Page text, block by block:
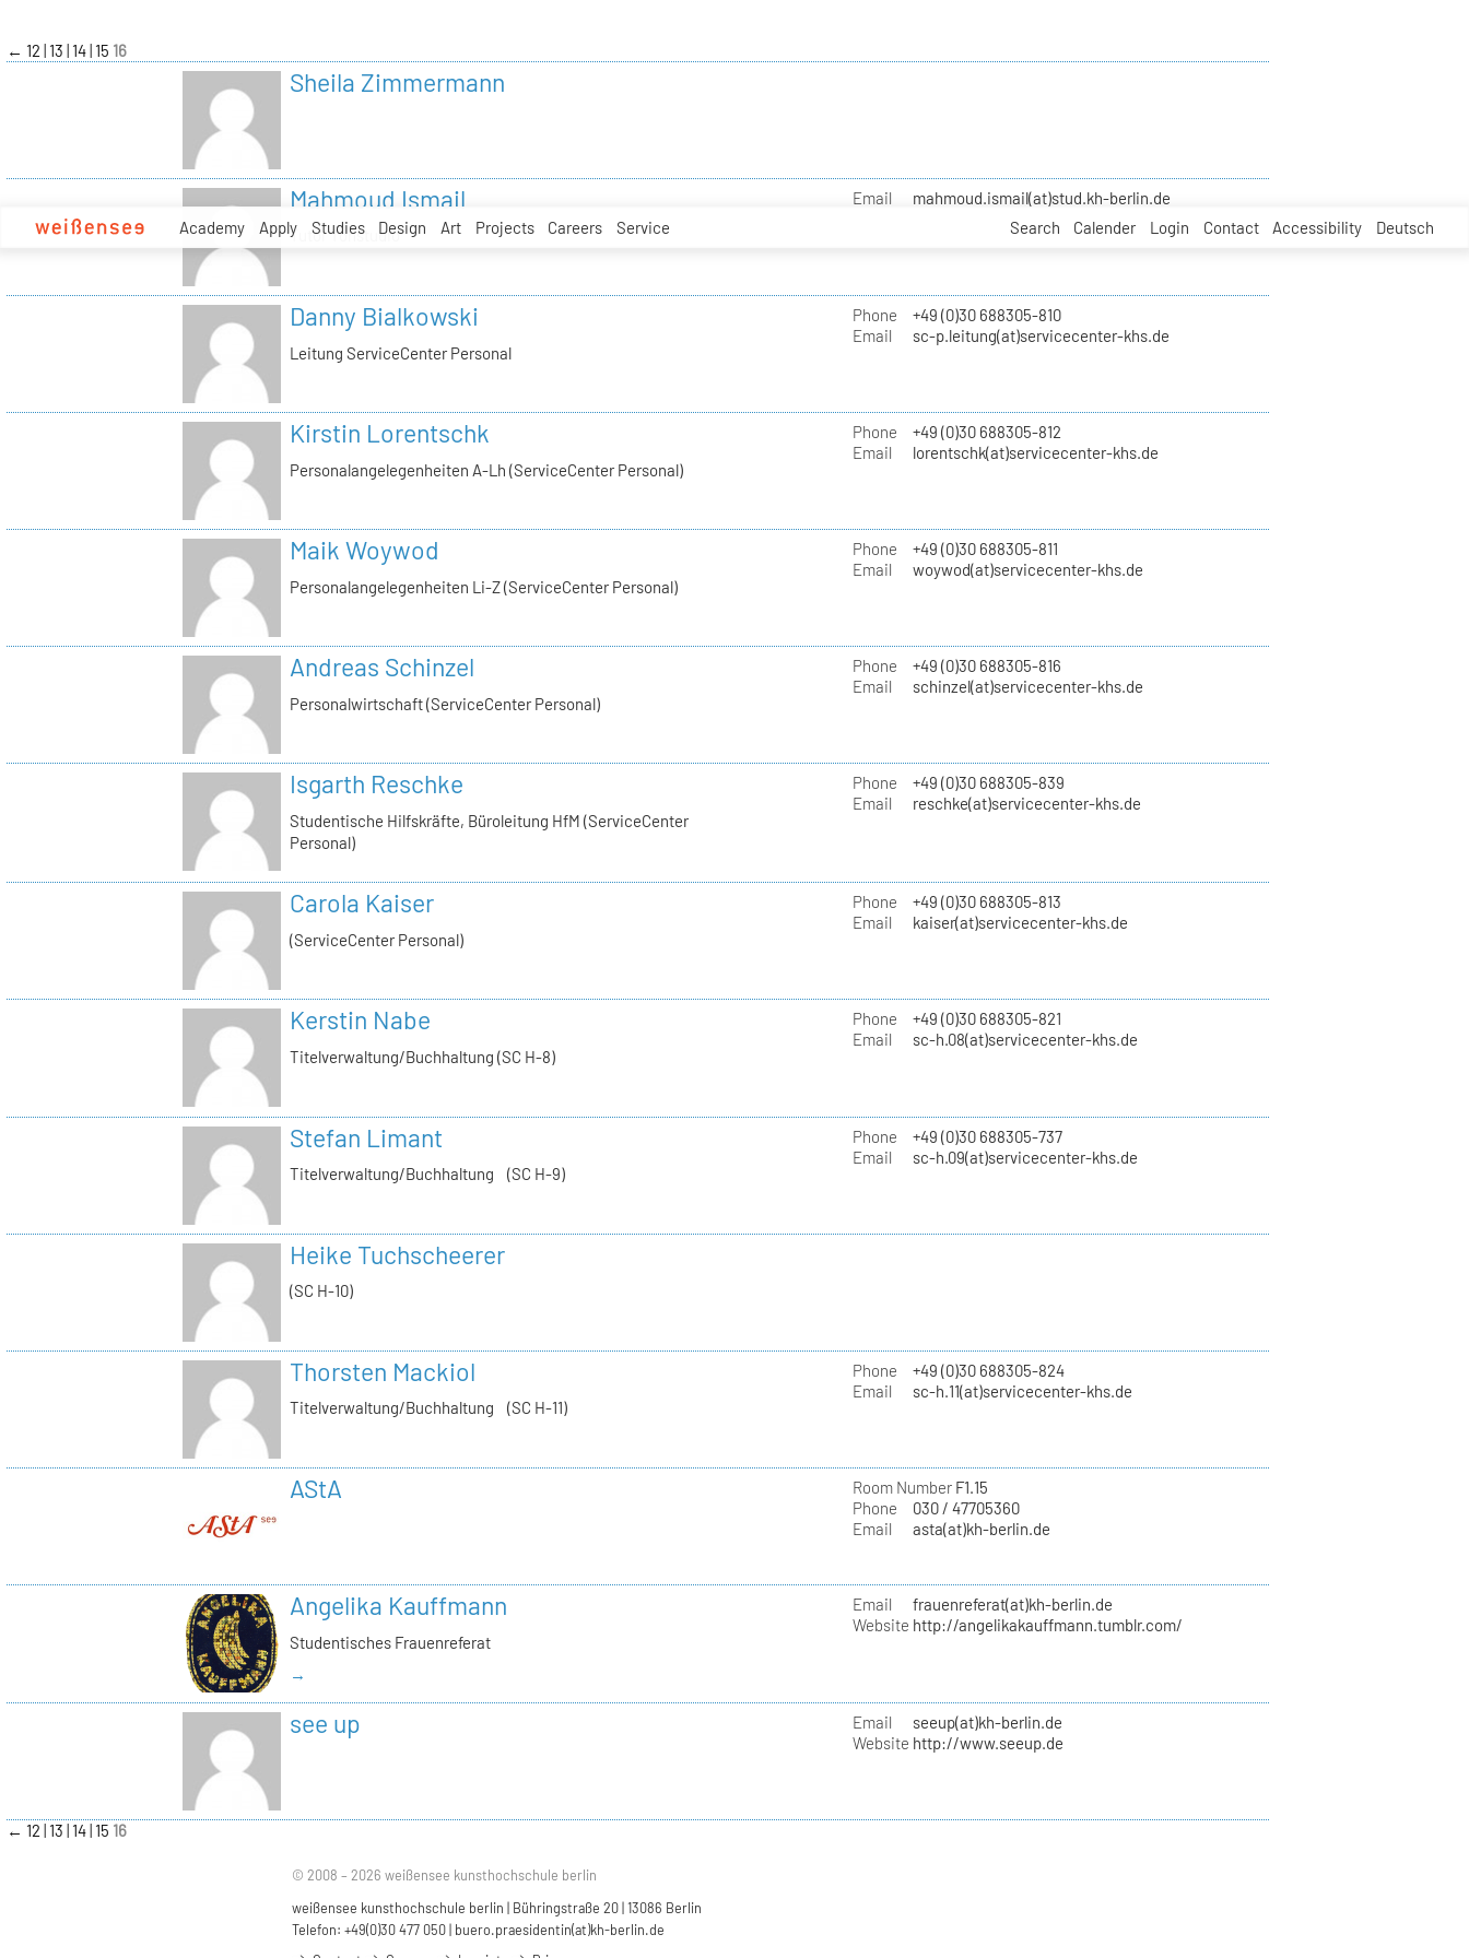
Academy Apply Studies Design Art Projects Careers Service Search Calender Login Contact Accessibility Deutsch
← 12 13 14 15 16
Sheila Zimmermann
Mahmoud Ismail
Tutor Tonstudio
Email mahmoud.ismail(at)stud.kh-berlin.de
Danny Bialkowski
Leitung ServiceCenter Personal
Phone
+49 (0)30 688305-810
Email
sc-p.leitung(at)servicecenter-khs.de
Kirstin Lorentschk
Personalangelegenheiten A-Lh (ServiceCenter Personal)
Phone
+49 (0)30 688305-812
Email
lorentschk(at)servicecenter-khs.de
Maik Woywod
Personalangelegenheiten Li-Z (ServiceCenter Personal)
Phone
+49 (0)30 688305-811
Email
woywod(at)servicecenter-khs.de
Andreas Schinzel
Personalwirtschaft (ServiceCenter Personal)
Phone
+49 (0)30 688305-816
Email
schinzel(at)servicecenter-khs.de
Isgarth Reschke
Studentische Hilfskräfte, Büroleitung HfM (ServiceCenter
Personal)
Phone
+49 (0)30 688305-839
Email
reschke(at)servicecenter-khs.de
Carola Kaiser
(ServiceCenter Personal)
Phone
+49 (0)30 688305-813
Email
kaiser(at)servicecenter-khs.de
Kerstin Nabe
Titelverwaltung/Buchhaltung (SC H-8)
Phone
+49 (0)30 688305-821
Email
sc-h.08(at)servicecenter-khs.de
Stefan Limant
Titelverwaltung/Buchhaltung (SC H-9)
Phone
+49 (0)30 688305-737
Email
sc-h.09(at)servicecenter-khs.de
Heike Tuchscheerer
(SC H-10)
Thorsten Mackiol
Titelverwaltung/Buchhaltung (SC H-11)
Phone
+49 (0)30 688305-824
Email
sc-h.11(at)servicecenter-khs.de
AStA Room NumberF1.15
Phone
030 / 47705360
Email
asta(at)kh-berlin.de
Angelika Kauffmann
Studentisches Frauenreferat
→
Email
frauenreferat(at)kh-berlin.de
Website http://angelikakauffmann.tumblr.com/
see up Email
seeup(at)kh-berlin.de
Website http://www.seeup.de
← 12 13 14 15 16
© 2008 – 2026 weißensee kunsthochschule berlin
weißensee kunsthochschule berlin | Bühringstraße 20 | 13086 Berlin
Telefon: +49(0)30 477 050 | buero.praesidentin(at)kh-berlin.de